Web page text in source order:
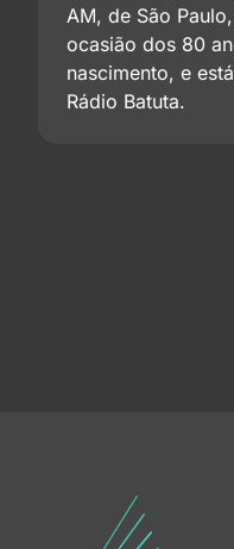
AM, de São
ocasião dos 80
nascimento, e
Rádio Batuta.